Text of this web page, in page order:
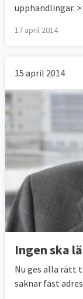
upphandlingar.
17 april 2014
15 april 2014
Ingen ska
Nu ges alla rätt
saknar fast